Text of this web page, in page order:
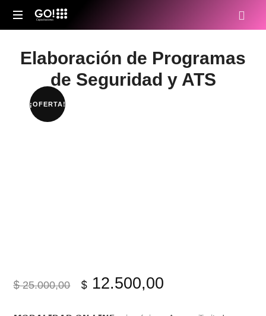
Go!
Elaboración de Programas
de Seguridad y ATS
¡OFERTA!
$25.000,00
El
$ 12.500,00